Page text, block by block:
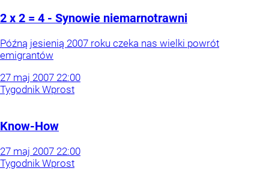
2 x 2 = 4 - Synowie niemarnotrawni
Późną jesienią 2007 roku czeka nas wielki powrót
emigrantów
27 maj 2007 22:00
Tygodnik Wprost
Know-How
27 maj 2007 22:00
Tygodnik Wprost